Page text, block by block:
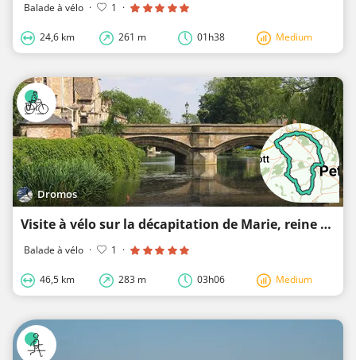
Balade à vélo · 1 ·
24,6 km 261 m 01h38 Medium
Dromos
Visite à vélo sur la décapitation de Marie, reine d'Écosse
Balade à vélo · 1 ·
46,5 km 283 m 03h06 Medium